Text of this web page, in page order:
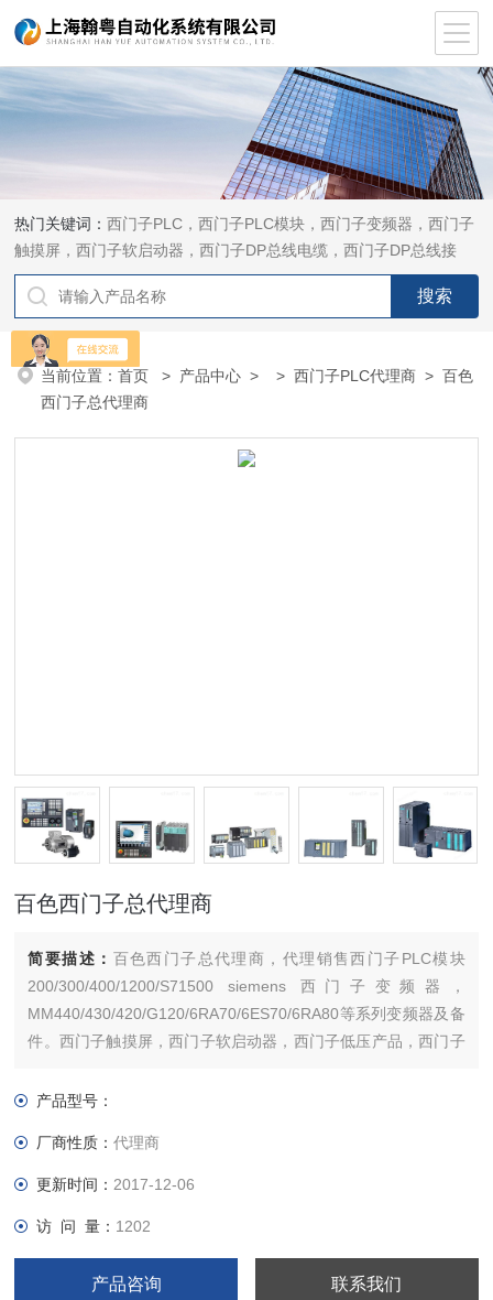
热门关键词：西门子PLC，西门子PLC模块，西门子变频器，西门子
触摸屏，西门子软启动器，西门子DP总线电缆，西门子DP总线接
头，西门子CP通讯网卡，西门子数控系统及停产备件
当前位置：首页 > 产品中心 > >西门子PLC代理商 > 百色
西门子总代理商
百色西门子总代理商
简要描述： 百色西门子总代理商，代理销售西门子PLC模块
200/300/400/1200/S71500 siemens 西门子变频器，
MM440/430/420/G120/6RA70/6ES70/6RA80等系列变频器及备
件。西门子触摸屏，西门子软启动器，西门子低压产品，西门子
产品型号：
厂商性质：代理商
更新时间： 2017-12-06
访 问 量： 1202
产品咨询 联系我们